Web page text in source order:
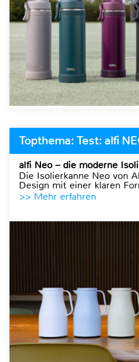
Topthema: Test: alfi
alfi Neo – die moderne
Die Isolierkanne Neo von
Design mit einer klaren
>> Mehr erfahren